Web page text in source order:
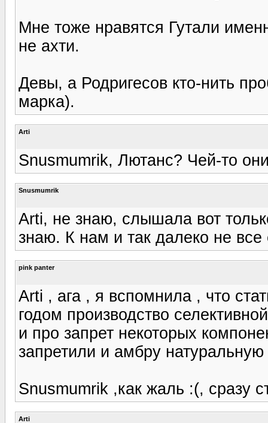
Мне тоже нравятся Гутали
не ахти.
Девы, а Родригесов кто-нить
марка).
Arti
Snusmumrik, Лютанс? Чей-то
Snusmumrik
Arti, не знаю, слышала вот
знаю. К нам и так далеко не
pink panter
Arti , ага , я вспомнила , что
годом производство
и про запрет некоторых
запретили и амбру
Snusmumrik ,как жаль :(, сразу
Arti